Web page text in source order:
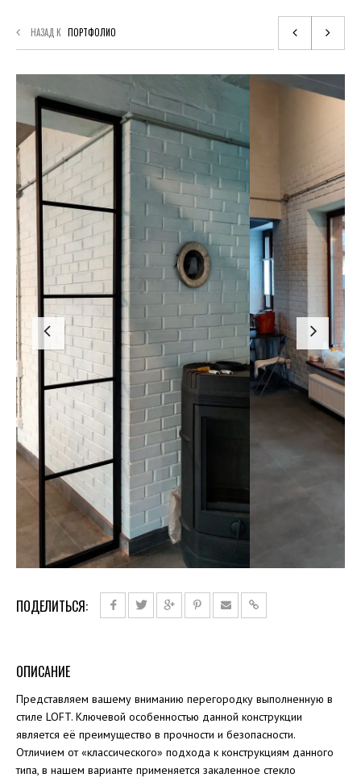
НАЗАД К ПОРТФОЛИО
ПОДЕЛИТЬСЯ:
ОПИСАНИЕ
Представляем вашему вниманию перегородку выполненную в
стиле LOFT. Ключевой особенностью данной конструкции
является её преимущество в прочности и безопасности.
Отличием от «классического» подхода к конструкциям данного
типа, в нашем варианте применяется закаленное стекло